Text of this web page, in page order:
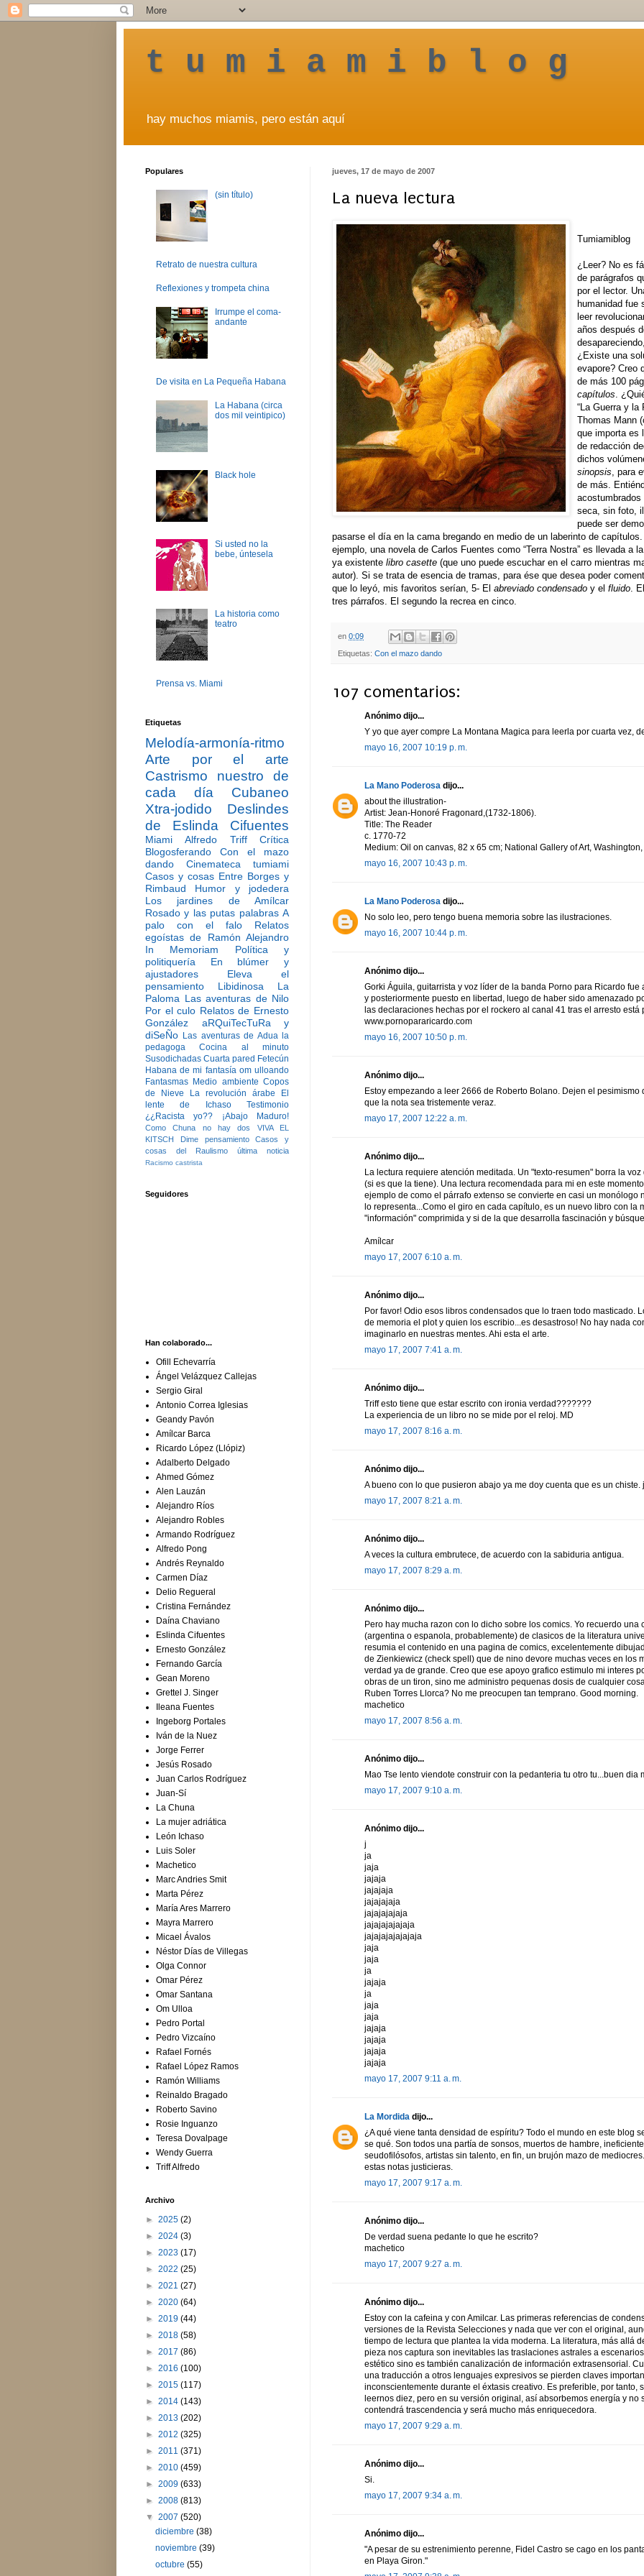
t u m i a m i b l o g
hay muchos miamis, pero están aquí
jueves, 17 de mayo de 2007
La nueva lectura
Tumiamiblog
¿Leer? No es
de parágrafos
por el lector.
humanidad fue
leer
años después
¿Existe una
evapore? Creo
de más 100
capítulos .
“La Guerra y la
Thomas Mann
que importa es
de redacción
dichos
sinopsis , para
de más.
acostumbrados
seca, sin foto,
puede ser
pasarse el día en la cama bregando en medio de un laberinto de
ejemplo, una novela de Carlos Fuentes como “Terra Nostra” es llevada a
ya existente libro casette (que uno puede escuchar en el carro mientras
autor). Si se trata de esencia de tramas, para ése que desea poder
que lo leyó, mis favoritos serían, 5- El abreviado condensado y el fluido .
tres párrafos. El segundo la recrea en cinco.
en 0:09
Etiquetas: Con el mazo dando
107 comentarios:
Anónimo dijo...
Y yo que ayer compre La Montana Magica para leerla por cuarta vez,
mayo 16, 2007 10:19 p. m.
La Mano Poderosa dijo...
about the illustration-
Artist: Jean-Honoré Fragonard,(1732-1806).
Title: The Reader
c. 1770-72
Medium: Oil on canvas, 82 x 65 cm; National Gallery of Art, Washington,
mayo 16, 2007 10:43 p. m.
La Mano Poderosa dijo...
No solo leo, pero tengo buena memoria sobre las ilustraciones.
mayo 16, 2007 10:44 p. m.
Anónimo dijo...
Gorki Águila, guitarrista y voz líder de la banda Porno para Ricardo
y posteriormente puesto en libertad, luego de haber sido amenazado
las declaraciones hechas por el rockero al canal 41 tras el arresto
www.pornopararicardo.com
mayo 16, 2007 10:50 p. m.
Anónimo dijo...
Estoy empezando a leer 2666 de Roberto Bolano. Dejen el
que la nota sea tristemente veraz.
mayo 17, 2007 12:22 a. m.
Anónimo dijo...
La lectura requiere atención meditada. Un "texto-resumen" borra la
(si es que la tiene). Una lectura recomendada para mi en este
ejemplo de como el párrafo extenso se convierte en casi un monólogo
lo representa...Como el giro en cada capítulo, es un nuevo libro con la
"información" comprimida y si de la que desarrolla fascinación y
Amílcar
mayo 17, 2007 6:10 a. m.
Anónimo dijo...
Por favor! Odio esos libros condensados que lo traen todo masticado.
de memoria el plot y quien los escribio...es desastroso! No hay nada
imaginarlo en nuestras mentes. Ahi esta el arte.
mayo 17, 2007 7:41 a. m.
Anónimo dijo...
Triff esto tiene que estar escrito con ironia verdad???????
La experiencia de un libro no se mide por el reloj. MD
mayo 17, 2007 8:16 a. m.
Anónimo dijo...
A bueno con lo que pusieron abajo ya me doy cuenta que es un chiste.
mayo 17, 2007 8:21 a. m.
Anónimo dijo...
A veces la cultura embrutece, de acuerdo con la sabiduria antigua.
mayo 17, 2007 8:29 a. m.
Anónimo dijo...
Pero hay mucha razon con lo dicho sobre los comics. Yo recuerdo
(argentina o espanola, probablemente) de clasicos de la literatura
resumia el contenido en una pagina de comics, excelentemente
de Zienkiewicz (check spell) que de nino devore muchas veces en los
verdad ya de grande. Creo que ese apoyo grafico estimulo mi interes
obras de un tiron, sino me administro pequenas dosis de cualquier
Ruben Torres Llorca? No me preocupen tan temprano. Good morning.
machetico
mayo 17, 2007 8:56 a. m.
Anónimo dijo...
Mao Tse lento viendote construir con la pedanteria tu otro tu...buen dia
mayo 17, 2007 9:10 a. m.
Anónimo dijo...
j
ja
jaja
jajaja
jajajaja
jajajajaja
jajajajajaja
jajajajajajaja
jajajajajajajaja
jaja
jaja
ja
jajaja
ja
jaja
jaja
jajaja
jajaja
jajaja
jajaja
mayo 17, 2007 9:11 a. m.
La Mordida dijo...
¿A qué viene tanta densidad de espíritu? Todo el mundo en este blog
se qué. Son todos una partía de sonsos, muertos de hambre,
seudofilósofos, artistas sin talento, en fin, un brujón mazo de
estas notas justicieras.
mayo 17, 2007 9:17 a. m.
Anónimo dijo...
De verdad suena pedante lo que he escrito?
machetico
mayo 17, 2007 9:27 a. m.
Anónimo dijo...
Estoy con la cafeina y con Amilcar. Las primeras referencias de
versiones de la Revista Selecciones y nada que ver con el original,
tiempo de lectura que plantea la vida moderna. La literatura, más allá
pieza nos captura son inevitables las traslaciones astrales a
estético sino es también canalización de información extrasensorial.
una traducción a otros lenguajes expresivos se pierden claves
inconscientemente durante el éxtasis creativo. Es preferible, por tanto,
leernos diez, pero en su versión original, así absorbemos energía y
contendrá trascendencia y será mucho más enriquecedora.
mayo 17, 2007 9:29 a. m.
Anónimo dijo...
Si.
mayo 17, 2007 9:34 a. m.
Anónimo dijo...
"A pesar de su estrenimiento perenne, Fidel Castro se cago en los
en Playa Giron."
Populares
(sin título)
Retrato de nuestra cultura
Reflexiones y trompeta china
Irrumpe el coma-
andante
De visita en La Pequeña Habana
La Habana (circa
dos mil veintipico)
Black hole
Si usted no la
bebe, úntesela
La historia como
teatro
Prensa vs. Miami
Etiquetas
Melodía-armonía-ritmo
Arte por el arte
Castrismo nuestro de
cada día
Cubaneo
Xtra-jodido
Deslindes
de Eslinda Cifuentes
Miami Alfredo Triff
Crítica
Blogosferando
Con el mazo
dando
Cinemateca tumiami
Casos y cosas Entre Borges y
Rimbaud
Humor y jodedera
Los jardines de Amílcar
Rosado y las putas palabras A
palo con el falo
Relatos
egoístas de Ramón Alejandro
In Memoriam
Política y
politiquería
En blúmer y
ajustadores
Eleva el
pensamiento
Libidinosa
La
Paloma Las aventuras de Nilo
Por el culo Relatos de Ernesto
González
aRQuiTecTuRa y
diSeÑo Las aventuras de Adua la
pedagoga
Cocina al minuto
Susodichadas Cuarta pared Fetecún
Habana de mi fantasía om ulloando
Fantasmas Medio ambiente Copos
de Nieve
La revolución árabe
El
lente de Ichaso
Testimonio
¿¿Racista yo??
¡Abajo Maduro!
Como Chuna no hay dos
VIVA EL
KITSCH
Dime pensamiento
Casos y
cosas del Raulismo
última noticia
Racismo castrista
Seguidores
Han colaborado...
Ofill Echevarría
Ángel Velázquez Callejas
Sergio Giral
Antonio Correa Iglesias
Geandy Pavón
Amílcar Barca
Ricardo López (Llópiz)
Adalberto Delgado
Ahmed Gómez
Alen Lauzán
Alejandro Ríos
Alejandro Robles
Armando Rodríguez
Alfredo Pong
Andrés Reynaldo
Carmen Díaz
Delio Regueral
Cristina Fernández
Daína Chaviano
Eslinda Cifuentes
Ernesto González
Fernando García
Gean Moreno
Grettel J. Singer
Ileana Fuentes
Ingeborg Portales
Iván de la Nuez
Jorge Ferrer
Jesús Rosado
Juan Carlos Rodríguez
Juan-Sí
La Chuna
La mujer adriática
León Ichaso
Luis Soler
Machetico
Marc Andries Smit
Marta Pérez
María Ares Marrero
Mayra Marrero
Micael Ávalos
Néstor Días de Villegas
Olga Connor
Omar Pérez
Omar Santana
Om Ulloa
Pedro Portal
Pedro Vizcaíno
Rafael Fornés
Rafael López Ramos
Ramón Williams
Reinaldo Bragado
Roberto Savino
Rosie Inguanzo
Teresa Dovalpage
Wendy Guerra
Triff Alfredo
Archivo
► 2025 (2)
► 2024 (3)
► 2023 (17)
► 2022 (25)
► 2021 (27)
► 2020 (64)
► 2019 (44)
► 2018 (58)
► 2017 (86)
► 2016 (100)
► 2015 (117)
► 2014 (143)
► 2013 (202)
► 2012 (325)
► 2011 (371)
► 2010 (459)
► 2009 (633)
► 2008 (813)
▼ 2007 (520)
diciembre(38)
noviembre(39)
octubre(55)